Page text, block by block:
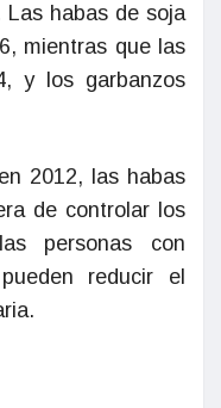
habas de soja
mientras que las
y los garbanzos
2012, las habas
de controlar los
personas con
reducir el